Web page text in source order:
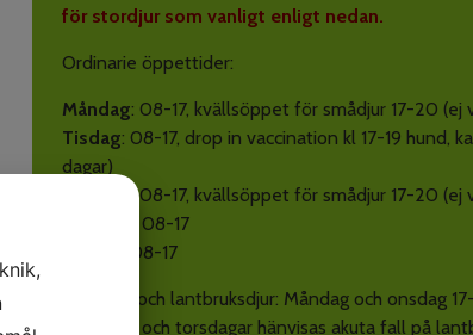
för stordjur som vanligt enligt nedan.
Ordinarie öppettider:
Måndag: 08-17, kvällsöppet för smådjur 17-20 (ej
Tisdag: 08-17, drop in vaccination kl 17-19 hund,
dagar)
: 08-17, kvällsöppet för smådjur 17-20 (ej
: 08-17
: 08-17
Jour häst och lantbruksdjur: Måndag och onsdag
(Tisdagar och torsdagar hänvisas akuta fall på